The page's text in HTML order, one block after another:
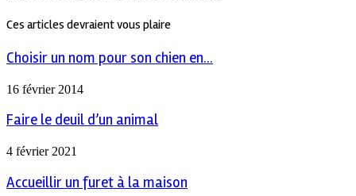
Ces articles devraient vous plaire
Choisir un nom pour son chien en...
16 février 2014
Faire le deuil d’un animal
4 février 2021
Accueillir un furet à la maison